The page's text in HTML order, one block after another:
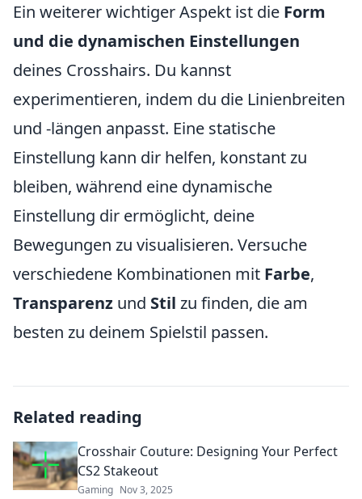
Ein weiterer wichtiger Aspekt ist die Form
und die dynamischen Einstellungen
deines Crosshairs. Du kannst
experimentieren, indem du die Linienbreiten
und -längen anpasst. Eine statische
Einstellung kann dir helfen, konstant zu
bleiben, während eine dynamische
Einstellung dir ermöglicht, deine
Bewegungen zu visualisieren. Versuche
verschiedene Kombinationen mit Farbe,
Transparenz und Stil zu finden, die am
besten zu deinem Spielstil passen.
Related reading
Crosshair Couture: Designing Your Perfect
CS2 Stakeout
Gaming Nov 3, 2025